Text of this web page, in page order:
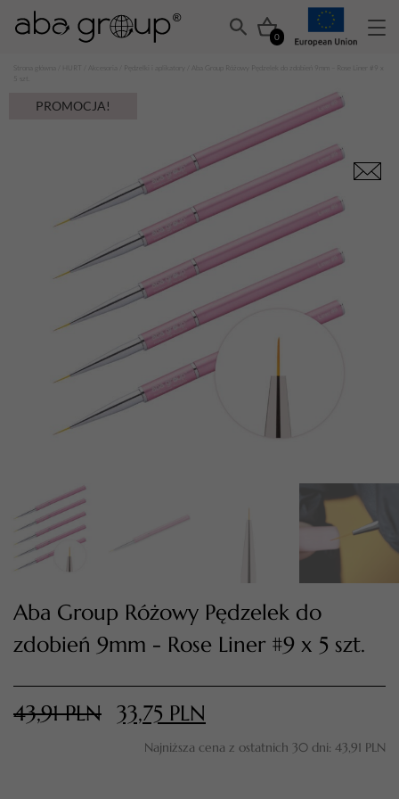
0
TWÓJ KOSZYK (0)
PRZEJDŹ DO KOSZYKA
Pędzelki i aplikatory
/ Aba Group Różowy Pędzelek do zdobień 9mm – Rose Liner #9 x
PROMOCJA!
Aba Group Różowy Pędzelek do
zdobień 9mm - Rose Liner #9 x 5 szt.
43,91PLN 33,75 PLN
Najniższa cena z ostatnich 30 dni: 43,91 PLN